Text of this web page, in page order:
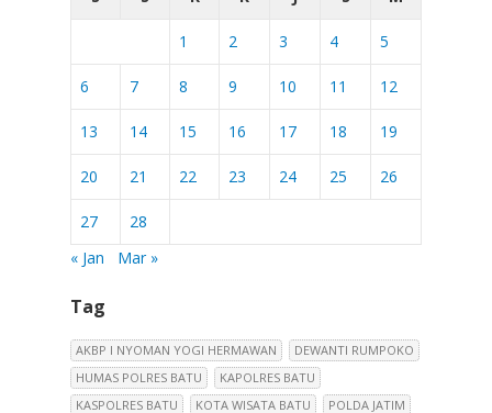
1 2 3 4 5
6 7 8 9 10 11 12
13 14 15 16 17 18 19
20 21 22 23 24 25 26
27
28
« Jan
Mar »
Tag
AKBP I NYOMAN YOGI HERMAWAN
DEWANTI RUMPOKO
HUMAS POLRES BATU
KAPOLRES BATU
KASPOLRES BATU
KOTA WISATA BATU POLDA JATIM